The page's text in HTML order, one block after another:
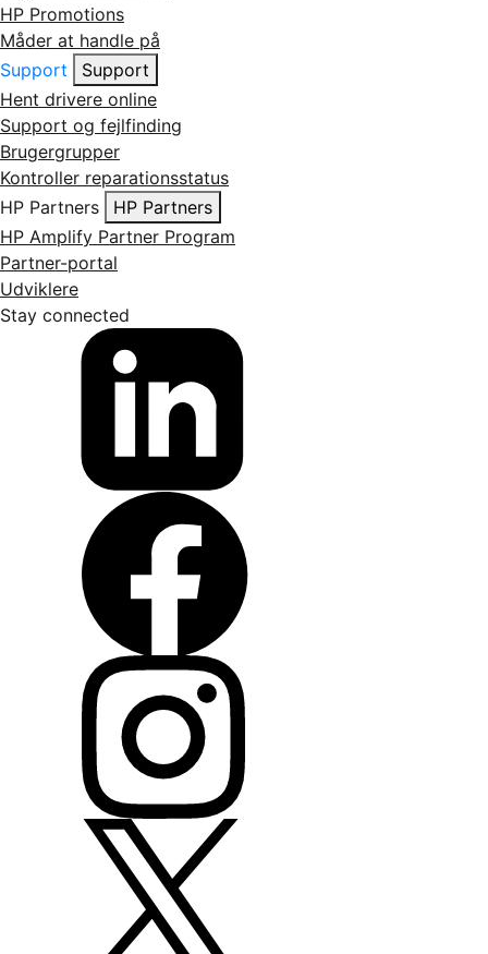
HP Promotions
Måder at handle på
Support
Support
Hent drivere online
Support og fejlfinding
Brugergrupper
Kontroller reparationsstatus
HP Partners
HP Partners
HP Amplify Partner Program
Partner-portal
Udviklere
Stay connected